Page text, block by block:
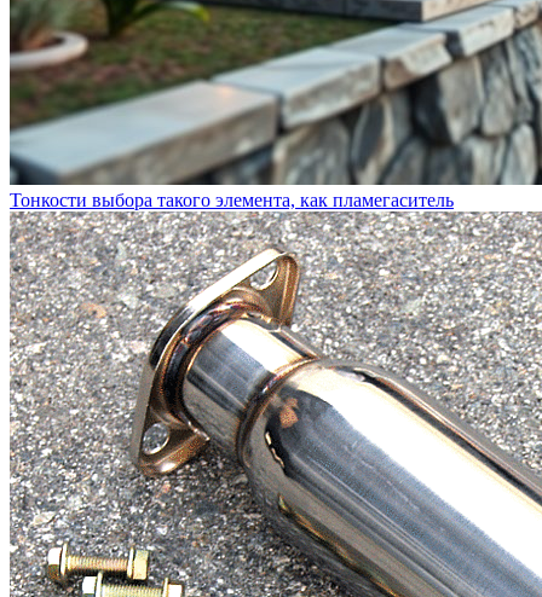
Тонкости выбора такого элемента, как пламегаситель